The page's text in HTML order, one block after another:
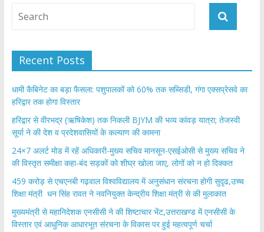
Recent Posts
​धामी कैबिनेट का बड़ा फैसला: पशुपालकों को 60% तक सब्सिडी, गंगा एक्सप्रेसवे का
हरिद्वार तक होगा विस्तार
​हरिद्वार से वीरभद्र (ऋषिकेश) तक निकली BJYM की भव्य कांवड़ यात्रा; तेजस्वी
सूर्या ने की देश व प्रदेशवासियों के कल्याण की कामना
24×7 अलर्ट मोड में रहें अधिकारी-मुख्य सचिव मानसून-एसईओसी से मुख्य सचिव ने
की विस्तृत समीक्षा कहा-बंद सड़कों को शीघ्र खोला जाए, लोगों को न हो दिक्कत
459 करोड़ से एचएनबी गढ़वाल विश्वविद्यालय में अनुसंधान संरचना होगी सुदृढ,उच्च
शिक्षा मंत्री धन सिंह रावत ने नवनियुक्त केन्द्रीय शिक्षा मंत्री से की मुलाकात
मुख्यमंत्री से महानिदेशक एनसीसी ने की शिष्टाचार भेंट,उत्तराखण्ड में एनसीसी के
विस्तार एवं आधुनिक आधारभूत संरचना के विकास पर हुई महत्वपूर्ण चर्चा